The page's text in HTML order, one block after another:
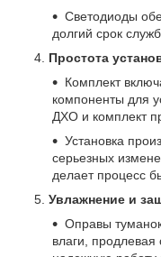
Светодиоды
долгий срок
Простота
Комплект
компоненты для
ДХО и комплект
Установка
серьезных
делает процесс
Увлажнение и
Оправы
влаги,